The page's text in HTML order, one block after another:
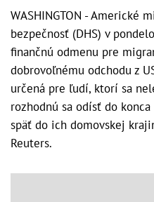
WASHINGTON - Americké
bezpečnosť (DHS) v
finančnú odmenu pre
dobrovoľnému odchodu z
určená pre ľudí, ktorí sa
rozhodnú sa odísť do
späť do ich domovskej
Reuters.